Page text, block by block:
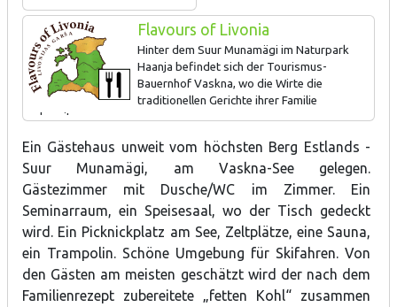
Flavours of Livonia
Hinter dem Suur Munamägi im Naturpark
Haanja befindet sich der Tourismus-
Bauernhof Vaskna, wo die Wirte die
traditionellen Gerichte ihrer Familie
zubereiten.
Ein Gästehaus unweit vom höchsten Berg Estlands -
Suur Munamägi, am Vaskna-See gelegen.
Gästezimmer mit Dusche/WC im Zimmer. Ein
Seminarraum, ein Speisesaal, wo der Tisch gedeckt
wird. Ein Picknickplatz am See, Zeltplätze, eine Sauna,
ein Trampolin. Schöne Umgebung für Skifahren. Von
den Gästen am meisten geschätzt wird der nach dem
Familienrezept zubereitete „fetten Kohl“ zusammen